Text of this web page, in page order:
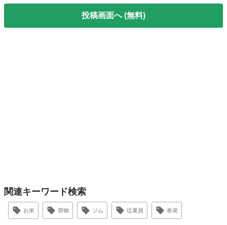
投稿画面へ (無料)
関連キーワード検索
お米 荷物 ジム 従業員 単発